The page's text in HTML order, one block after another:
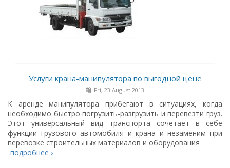
Услуги крана-манипулятора по выгодной цене
Fri, 23 August 2013
К аренде манипулятора прибегают в ситуациях, когда
необходимо быстро погрузить-разгрузить и перевезти груз.
Этот универсальный вид транспорта сочетает в себе
функции грузового автомобиля и крана и незаменим при
перевозке строительных материалов и оборудования
подробнее ›